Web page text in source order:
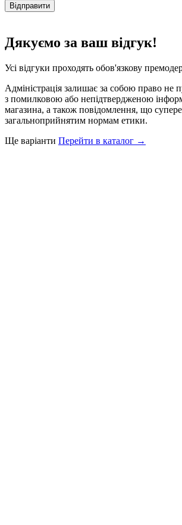
Відправити
Дякуємо за ваш відгук!
Усі відгуки проходять обов'язкову
Адміністрація залишає за собою право не
з помилковою або непідтвердженою
магазина, а також повідомлення, що
загальноприйнятим нормам етики.
Ще варіанти Перейти в каталог →